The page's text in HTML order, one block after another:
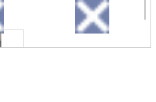
エントランス